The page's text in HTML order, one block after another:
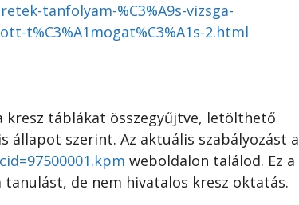
tanfolyam-%C3%A9s-vizsga-
t%C3%A1mogat%C3%A1s-2.html
kresz táblákat összegyűjtve, letölthető
állapot szerint. Az aktuális szabályozást a
weboldalon találod. Ez a
de nem hivatalos kresz oktatás.